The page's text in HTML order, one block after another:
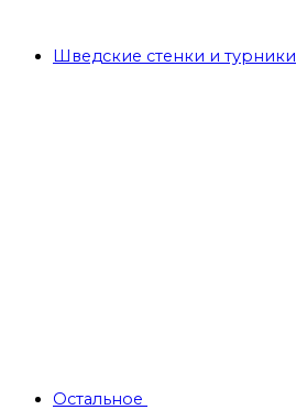
Шведские стенки и турники
Остальное